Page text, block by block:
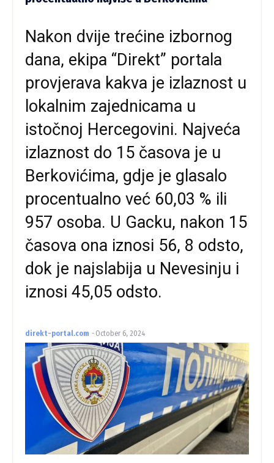
Nakon dvije trećine izbornog
dana, ekipa “Direkt” portala
provjerava kakva je izlaznost u
lokalnim zajednicama u
istočnoj Hercegovini. Najveća
izlaznost do 15 časova je u
Berkovićima, gdje je glasalo
procentualno već 60,03 % ili
957 osoba. U Gacku, nakon 15
časova ona iznosi 56, 8 odsto,
dok je najslabija u Nevesinju i
iznosi 45,05 odsto.
direkt-portal.com - October 6, 2024